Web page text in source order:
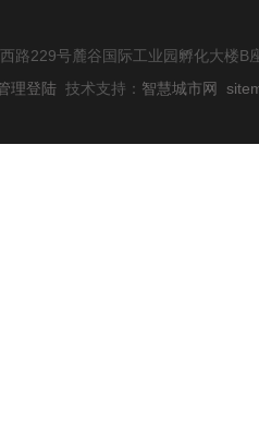
路229号麓谷国际工业园孵化大楼B
理登陆 技术支持： 智慧城市网